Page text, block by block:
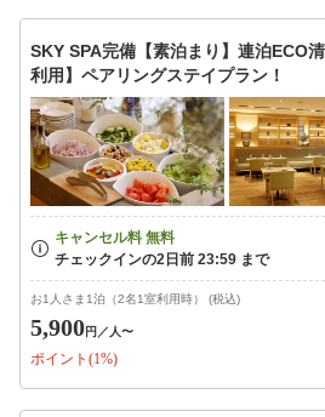
SKY SPA完備【素泊まり】連泊ECO
利用】ペアリングステイプラン！
お1人さま1泊（2名1室利用時） (税込)
5,900円 ／人〜
ポイント(1%)